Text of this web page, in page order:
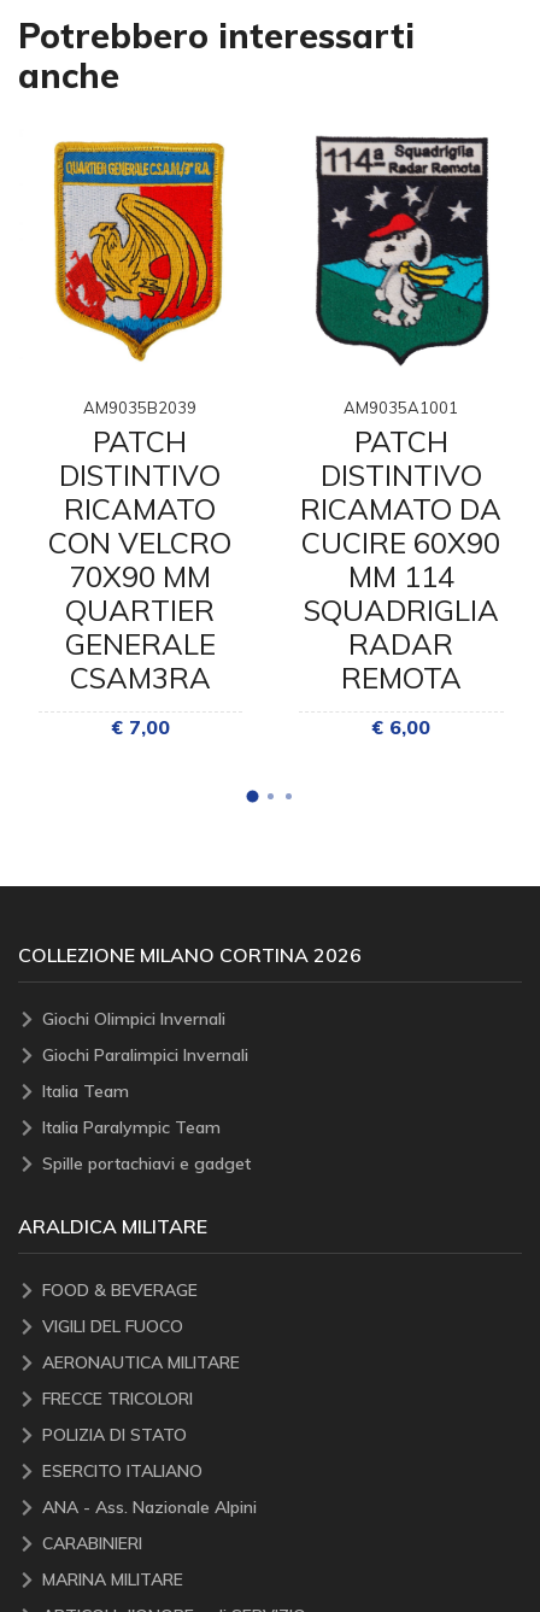
Potrebbero interessarti
anche
AM9035B2039
PATCH
DISTINTIVO
RICAMATO
CON VELCRO
70X90 MM
QUARTIER
GENERALE
CSAM3RA
€ 7,00
AM9035A1001
PATCH
DISTINTIVO
RICAMATO DA
CUCIRE 60X90
MM 114
SQUADRIGLIA
RADAR
REMOTA
€ 6,00
COLLEZIONE MILANO CORTINA 2026
Giochi Olimpici Invernali
Giochi Paralimpici Invernali
Italia Team
Italia Paralympic Team
Spille portachiavi e gadget
ARALDICA MILITARE
FOOD & BEVERAGE
VIGILI DEL FUOCO
AERONAUTICA MILITARE
FRECCE TRICOLORI
POLIZIA DI STATO
ESERCITO ITALIANO
ANA - Ass. Nazionale Alpini
CARABINIERI
MARINA MILITARE